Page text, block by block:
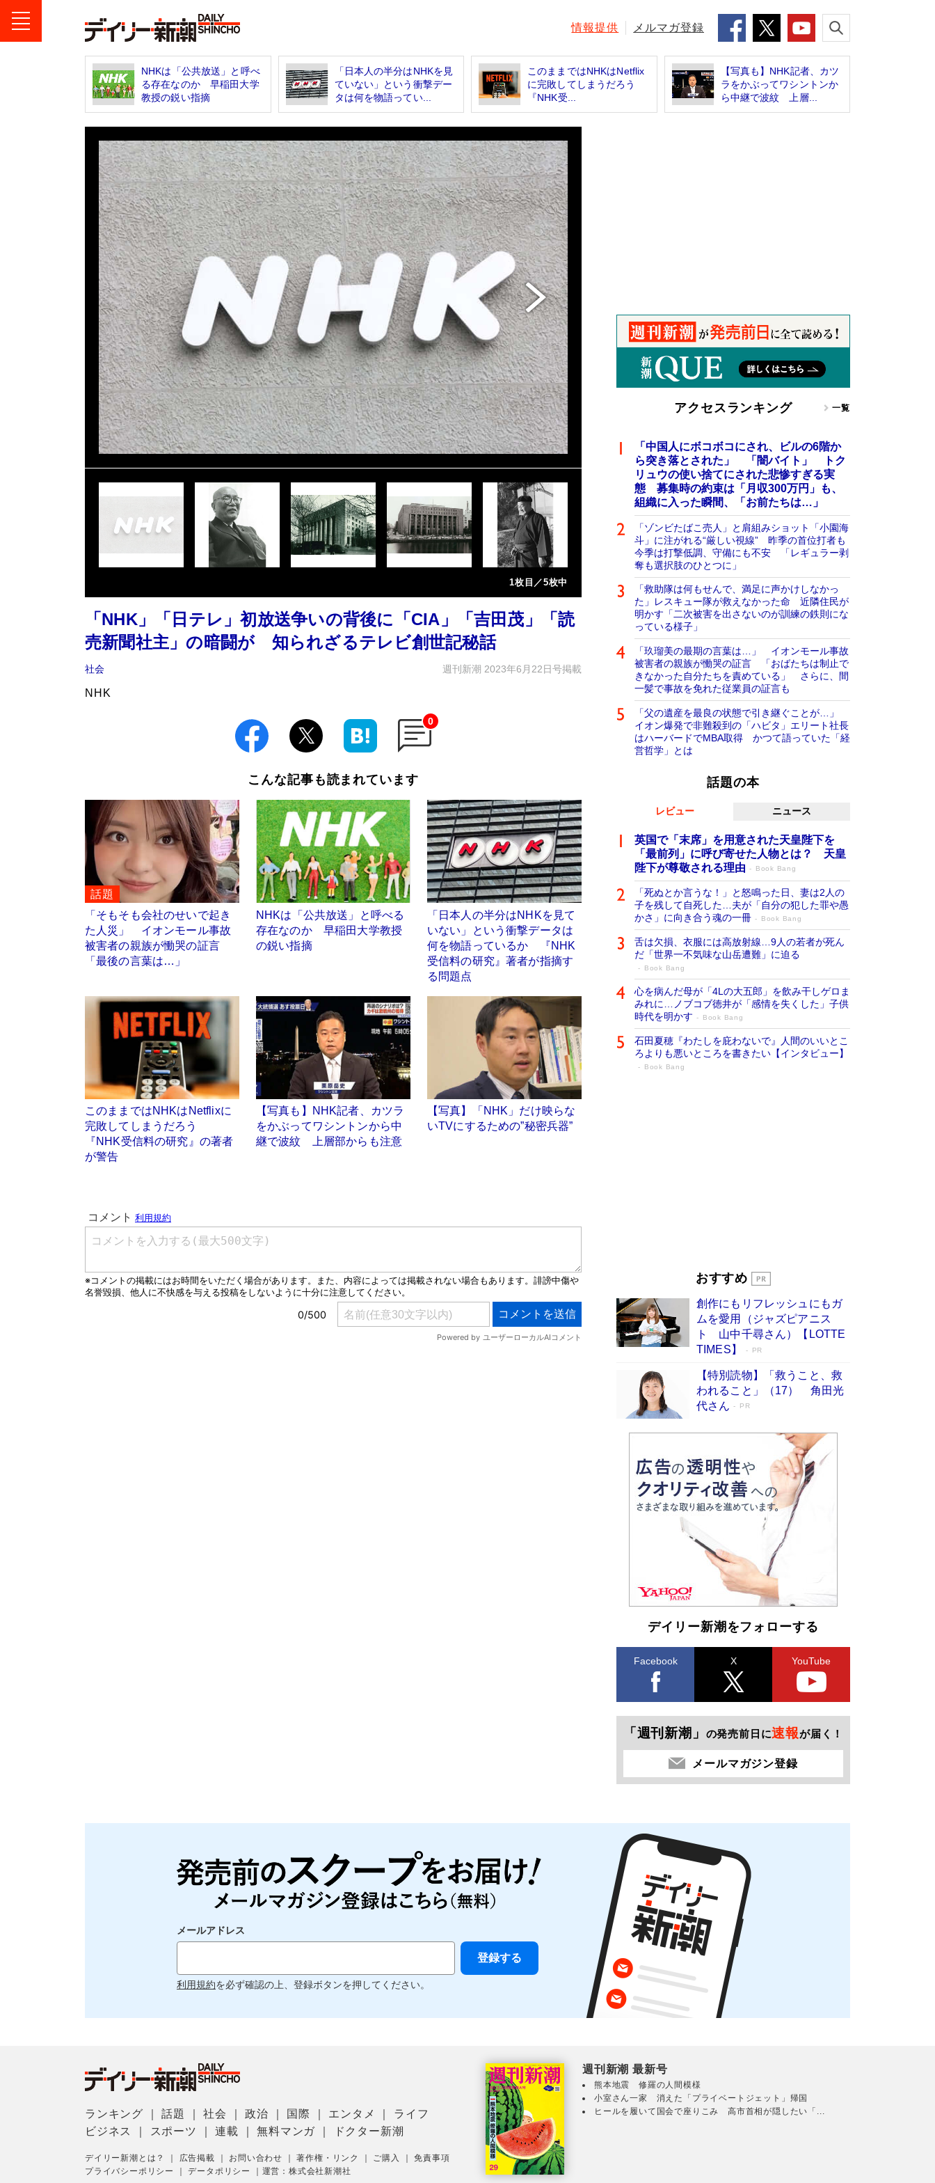
情報提供 メルマガ登録
NHKは「公共放送」と呼べ
る存在なのか 早稲田大学
教授の鋭い指摘
「日本人の半分はNHKを見
ていない」という衝撃デー
タは何を物語ってい...
このままではNHKはNetflix
に完敗してしまうだろう
『NHK受...
【写真も】NHK記者、カツ
ラをかぶってワシントンか
ら中継で波紋 上層...
1枚目／5枚中
「NHK」「日テレ」初放送争いの背後に「CIA」「吉田茂」「読
売新聞社主」の暗闘が 知られざるテレビ創世記秘話
社会 週刊新潮 2023年6月22日号掲載
NHK
0
こんな記事も読まれています
話題
「そもそも会社のせいで起き
た人災」 イオンモール事故
被害者の親族が慟哭の証言
「最後の言葉は…」
NHKは「公共放送」と呼べる
存在なのか 早稲田大学教授
の鋭い指摘
「日本人の半分はNHKを見て
いない」という衝撃データは
何を物語っているか 『NHK
受信料の研究』著者が指摘す
る問題点
このままではNHKはNetflixに
完敗してしまうだろう
『NHK受信料の研究』の著者
が警告
【写真も】NHK記者、カツラ
をかぶってワシントンから中
継で波紋 上層部からも注意
【写真】「NHK」だけ映らな
いTVにするための”秘密兵器”
アクセスランキング 一覧
「中国人にボコボコにされ、ビルの6階か
ら突き落とされた」 「闇バイト」 トク
リュウの使い捨てにされた悲惨すぎる実
態 募集時の約束は「月収300万円」も、
組織に入った瞬間、「お前たちは…」
「ゾンビたばこ売人」と肩組みショット「小園海
斗」に注がれる“厳しい視線” 昨季の首位打者も
今季は打撃低調、守備にも不安 「レギュラー剥
奪も選択肢のひとつに」
「救助隊は何もせんで、満足に声かけしなかっ
た」レスキュー隊が救えなかった命 近隣住民が
明かす「二次被害を出さないのが訓練の鉄則にな
っている様子」
「玖瑠美の最期の言葉は…」 イオンモール事故
被害者の親族が慟哭の証言 「おばたちは制止で
きなかった自分たちを責めている」 さらに、間
一髪で事故を免れた従業員の証言も
「父の遺産を最良の状態で引き継ぐことが…」
イオン爆発で非難殺到の「ハビタ」エリート社長
はハーバードでMBA取得 かつて語っていた「経
営哲学」とは
話題の本
レビュー ニュース
英国で「末席」を用意された天皇陛下を
「最前列」に呼び寄せた人物とは？ 天皇
陛下が尊敬される理由
Book Bang
「死ぬとか言うな！」と怒鳴った日、妻は2人の
子を残して自死した…夫が「自分の犯した罪や愚
かさ」に向き合う魂の一冊
Book Bang
舌は欠損、衣服には高放射線…9人の若者が死ん
だ「世界一不気味な山岳遭難」に迫る
Book Bang
心を病んだ母が「4Lの大五郎」を飲み干しゲロま
みれに…ノブコブ徳井が「感情を失くした」子供
時代を明かす
Book Bang
石田夏穂『わたしを庇わないで』人間のいいとこ
ろよりも悪いところを書きたい【インタビュー】
Book Bang
「『火垂るの墓』は、大嘘である」原作者が抱き
続けた“自責の念”とは…「自己憐憫は描きたくな
い」監督が徹底的にこだわったこと（後編） #
戦争の記憶
Book Bang
おすすめ
創作にもリフレッシュにもガ
ムを愛用（ジャズピアニス
ト 山中千尋さん）【LOTTE
TIMES】
PR
【特別読物】「救うこと、救
われること」（17） 角田光
代さん
PR
デイリー新潮をフォローする
Facebook X YouTube
「週刊新潮」 の発売前日に速報が届く！
メールマガジン登録
メールアドレス
利用規約を必ず確認の上、登録ボタンを押してください。
ランキング ｜話題 ｜社会 ｜政治 国際 エンタメ
ライフ
ビジネス
スポーツ ｜連載 ｜無料マンガ ドクター新潮
デイリー新潮とは？ 広告掲載 お問い合わせ ｜著作権・リンク ご購入 ｜免責事項
プライバシーポリシー
｜データポリシー 運営：株式会社新潮社
週刊新潮 最新号
熊本地震 修羅の人間模様
小室さん一家 消えた「プライベートジェット」帰国
ヒールを履いて国会で座りこみ 高市首相が隠したい「...